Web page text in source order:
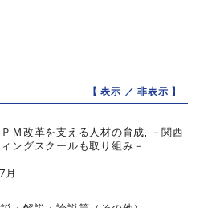
【 表示 ／非表示 】
Ｍ改革を支える人材の育成, －関西
ングスクールも取り組み－
月